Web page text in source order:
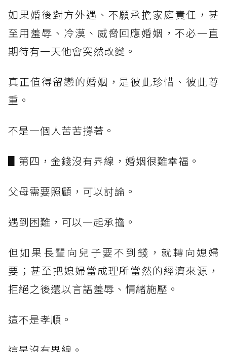
如果婚後對方外遇、不願承擔家庭責任，甚
至用羞辱、冷漠、威脅回應婚姻，不必一直
期待有一天他會突然改變。
真正值得留戀的婚姻，是彼此珍惜、彼此尊
重。
不是一個人苦苦撐著。
▋第四，金錢沒有界線，婚姻很難幸福。
父母需要照顧，可以討論。
遇到困難，可以一起承擔。
但如果長輩向兒子要不到錢，就轉向媳婦
要；甚至把媳婦當成理所當然的經濟來源，
拒絕之後還以言語羞辱、情緒施壓。
這不是孝順。